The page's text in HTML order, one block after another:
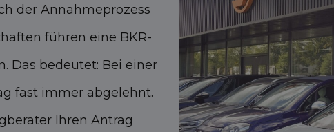
der Annahmeprozess
führen eine BKR-
Das bedeutet: Bei einer
fast immer abgelehnt.
Ihren Antrag